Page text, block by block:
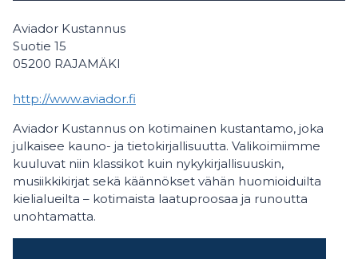
Aviador Kustannus
Suotie 15
05200 RAJAMÄKI
http://www.aviador.fi
Aviador Kustannus on kotimainen kustantamo, joka
julkaisee kauno- ja tietokirjallisuutta. Valikoimiimme
kuuluvat niin klassikot kuin nykykirjallisuuskin,
musiikkikirjat sekä käännökset vähän huomioiduilta
kielialueilta – kotimaista laatuproosaa ja runoutta
unohtamatta.